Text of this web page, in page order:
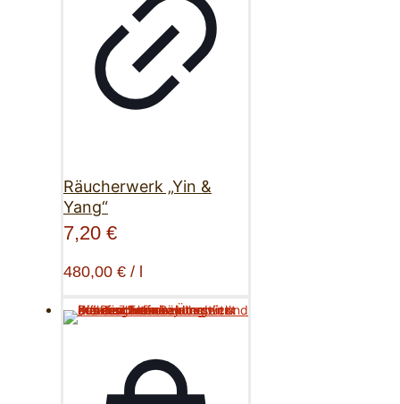
Räucherwerk „Yin &
Yang“
7,20 €
480,00 € /